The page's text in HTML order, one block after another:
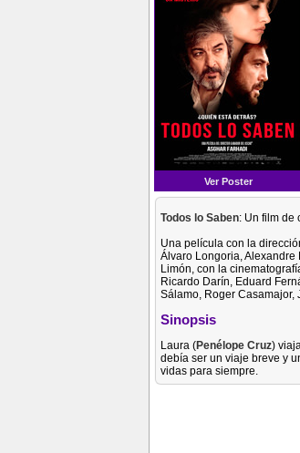
Ver Poster
Todos lo Saben: Un film de
Una película con la
Álvaro Longoria, Alexandre
Limón, con la
Ricardo Darín, Eduard
Sálamo, Roger Casamajor,
Sinopsis
Laura (Penélope Cruz)
debía ser un viaje breve y
vidas para siempre.